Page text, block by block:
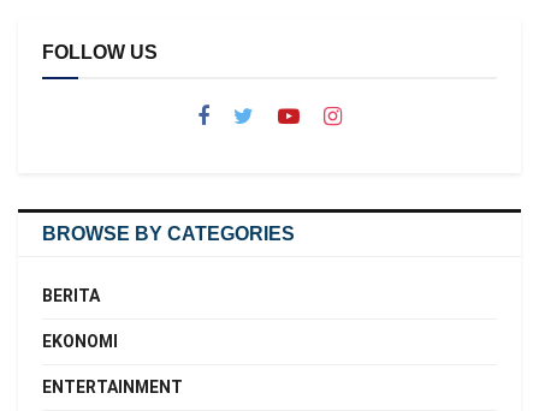
FOLLOW US
BROWSE BY CATEGORIES
BERITA
EKONOMI
ENTERTAINMENT